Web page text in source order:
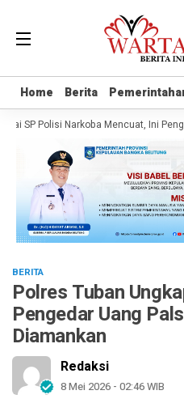
Home Berita
Home Berita
Polisi Narkoba Mencuat, Ini
BERITA
Polres Tuban
Pengedar Uang
Diamankan
Redaksi
8 Mei 2026 - 02:46 WIB